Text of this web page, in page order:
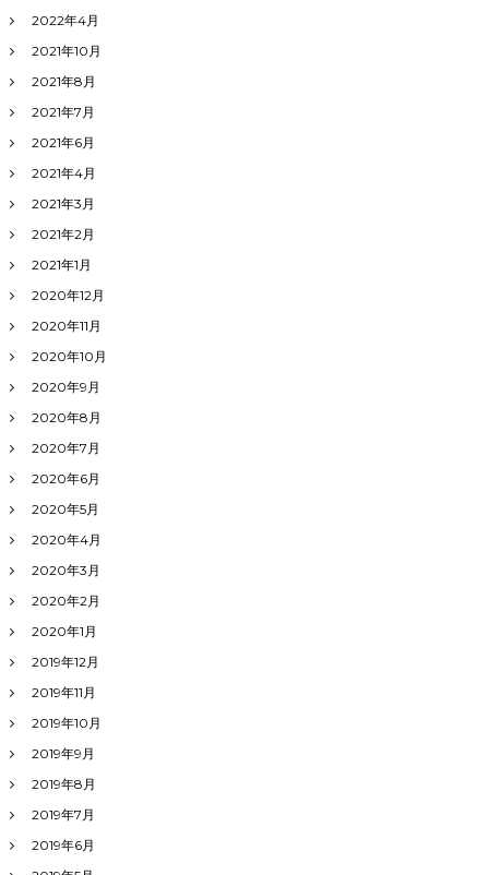
2022年4月
2021年10月
2021年8月
2021年7月
2021年6月
2021年4月
2021年3月
2021年2月
2021年1月
2020年12月
2020年11月
2020年10月
2020年9月
2020年8月
2020年7月
2020年6月
2020年5月
2020年4月
2020年3月
2020年2月
2020年1月
2019年12月
2019年11月
2019年10月
2019年9月
2019年8月
2019年7月
2019年6月